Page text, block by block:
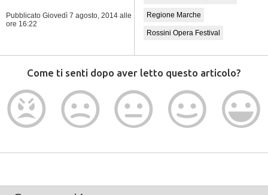
Pubblicato Giovedì 7 agosto, 2014 alle
ore 16:22
Regione Marche
Rossini Opera Festival
Come ti senti dopo aver letto questo articolo?